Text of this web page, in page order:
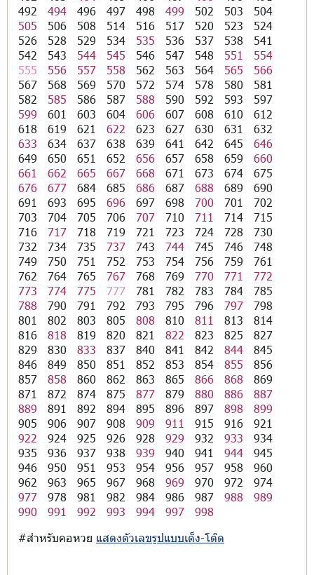
492
494 496 497 498 499 502 503
504
505
506 508 514 516 517 520 523
524
526
528 529 534 535 536 537 538
541
542
543 544 545 546 547 548 551
554
555
556 557 558 562 563 564 565
566
567
568 569 570 572 574 578 580
581
582
585 586 587 588 590 592 593
597
599
601 603 604 606 607 608 610
612
618
619 621 622 623 627 630 631
632
633
634 637 638 639 641 642 645
646
649
650 651 652 656 657 658 659
660
661
662 665 667 668 671 673 674
675
676
677 684 685 686 687 688 689
690
691
693 695 696 697 698 700 701
702
703
704 705 706 707 710 711 714
715
716
717 718 719 721 723 724 728
730
732
734 735 737 743 744 745 746
748
749
750 751 752 753 754 756 759
761
762
764 765 767 768 769 770 771
772
773
774 775 777 781 782 783 784
785
788
790 791 792 793 795 796 797
798
801
802 803 805 808 810 811 813
814
816
818 819 820 821 822 823 825
827
829
830 833 837 840 841 842 844
845
846
849 850 851 852 853 854 855
856
857
858 860 862 863 865 866 868
869
871
872 874 875 877 879 880 886
887
889
891 892 894 895 896 897 898
899
905
906 907 908 909 911 915 916
921
922
924 925 926 928 929 932 933
934
935
936 937 938 939 940 941 944
945
946
950 951 953 954 956 957 958
960
962
963 965 967 968 969 970 972
974
977
978 981 982 984 986 987 988
989
990
991 992 993 994 997
998
#สำหรับคอหวย แสดงตัวเลขรูปแบบเต็ง-โต๊ด